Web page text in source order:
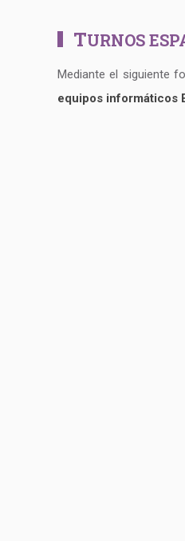
TURNOS
Mediante el siguiente
equipos informáticos